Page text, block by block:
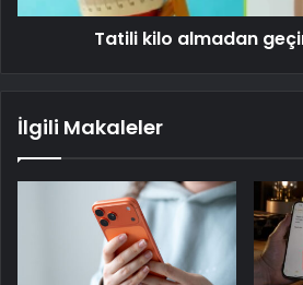
Tatili kilo almadan
İlgili Makaleler